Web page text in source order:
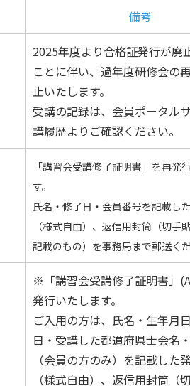
備考
2025年度より合格証発行が廃
ことに伴い、過年度研修会の
止いたします。
受講の記録は、会員ポータル
講履歴よりご確認ください。
「講習会受講修了証明書」を再発
す。
氏名・修了日・会員番号を記載した
（様式自由）、返信用封筒（切手
記載のもの）を事務局まで郵送くだ
※「講習会受講修了証明書」
発行いたします。
ご入用の方は、氏名・生年月
日・受講した都道府県士会名
（会員の方のみ）を記載した
（様式自由）、返信用封筒（